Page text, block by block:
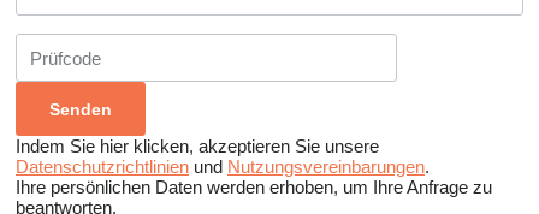
Indem Sie hier klicken, akzeptieren Sie unsere
Datenschutzrichtlinien und Nutzungsvereinbarungen.
Ihre persönlichen Daten werden erhoben, um Ihre Anfrage zu
beantworten.